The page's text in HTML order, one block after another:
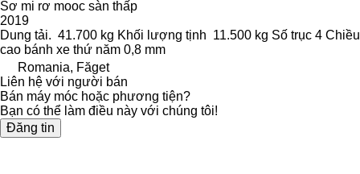
Sơ mi rơ mooc sàn thấp
2019
Dung tải. 41.700 kg Khối lượng tịnh 11.500 kg Số trục 4 Chiều
cao bánh xe thứ năm 0,8 mm
Romania, Făget
Liên hệ với người bán
Bán máy móc hoặc phương tiện?
Bạn có thể làm điều này với chúng tôi!
Đăng tin